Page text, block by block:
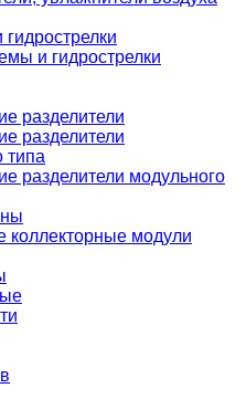
и гидрострелки
разделители
разделители
типа
разделители модульного
коллекторные модули